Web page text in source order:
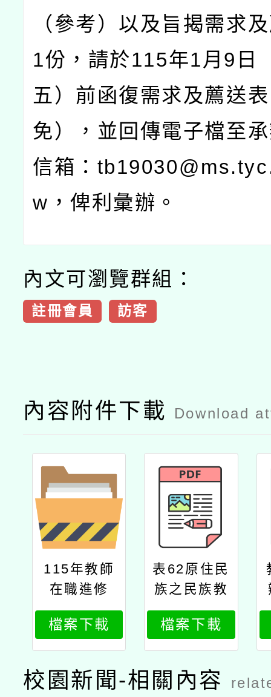
（參考）以及旨揭需求
1份，請於115年1月 9 日
五）前函復需求及薦送
免），並回傳電子檔至
信箱：
w ，俾利彙辦。
內文可瀏覽群組：
註冊會員 訪客
內容附件下載 Download
115年教師
在職進修
「原住民族
之民族教育
次專長進修
學分班」需
求及薦送表
檔案下載
表62原住民
族之民族教
育次專長課
程架構及核
心內容表
檔案下載
校園新聞-相關內容